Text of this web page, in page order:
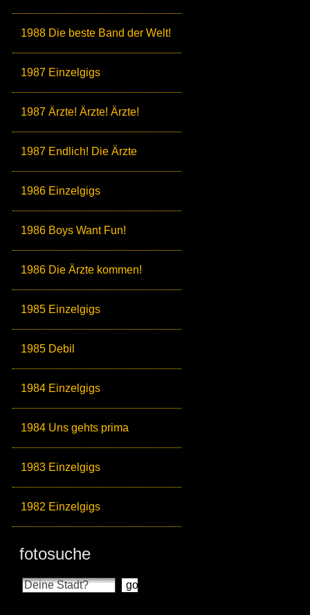
1988 Die beste Band der Welt!
1987 Einzelgigs
1987 Ärzte! Ärzte! Ärzte!
1987 Endlich! Die Ärzte
1986 Einzelgigs
1986 Boys Want Fun!
1986 Die Ärzte kommen!
1985 Einzelgigs
1985 Debil
1984 Einzelgigs
1984 Uns gehts prima
1983 Einzelgigs
1982 Einzelgigs
fotosuche